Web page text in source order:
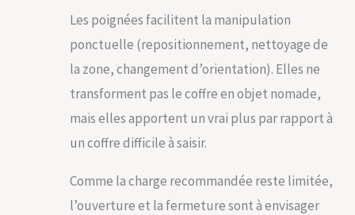
Les poignées facilitent la manipulation
ponctuelle (repositionnement, nettoyage de
la zone, changement d’orientation). Elles ne
transforment pas le coffre en objet nomade,
mais elles apportent un vrai plus par rapport à
un coffre difficile à saisir.
Comme la charge recommandée reste limitée,
l’ouverture et la fermeture sont à envisager